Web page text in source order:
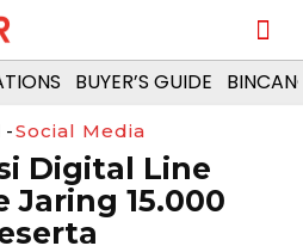
BUYER’S GUIDE
-Social Media
Digital Line
Jaring 15.000